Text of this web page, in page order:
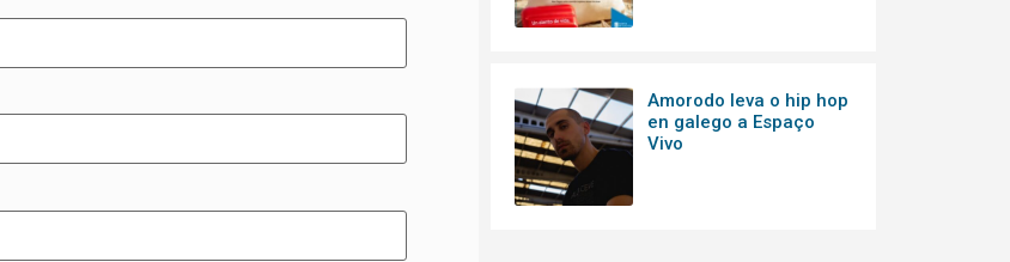
Amorodo leva o hip hop
en galego a Espaço
Vivo